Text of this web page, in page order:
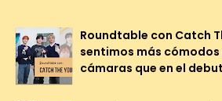
Roundtable con Catch
sentimos más
cámaras que en el